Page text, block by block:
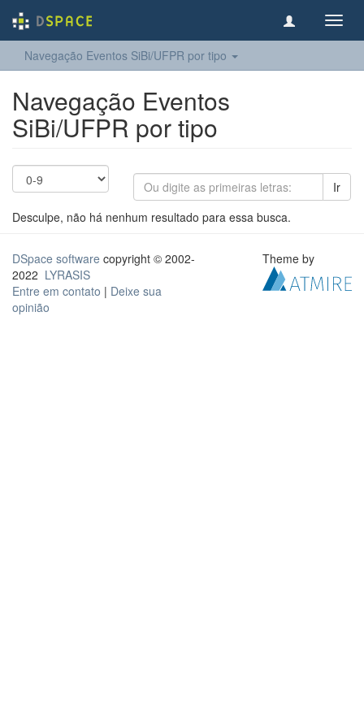
Navegação Eventos SiBi/UFPR por tipo
Navegação Eventos
SiBi/UFPR por tipo
Ir
Desculpe, não há nenhum resultado para essa busca.
DSpace software copyright © 2002-
2022 LYRASIS
Entre em contato | Deixe sua
opinião
Theme by